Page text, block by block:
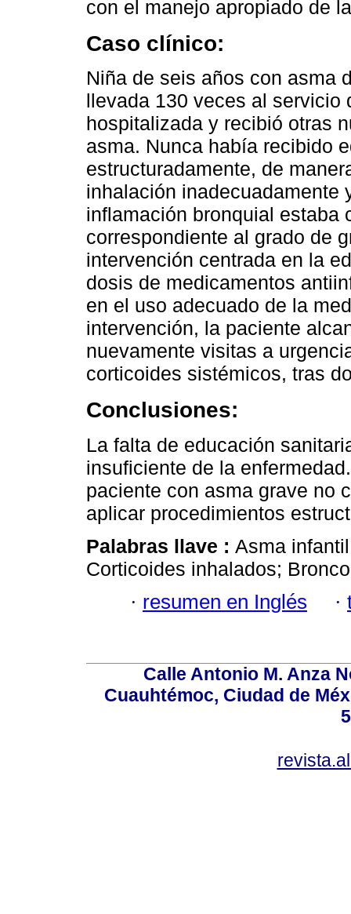
con el manejo apropiado de
Caso clínico:
Niña de seis años con asma
llevada 130 veces al servicio
hospitalizada y recibió otras
asma. Nunca había recibido
estructuradamente, de
inhalación inadecuadamente
inflamación bronquial estaba
correspondiente al grado de
intervención centrada en la
dosis de medicamentos
en el uso adecuado de la
intervención, la paciente
nuevamente visitas a
corticoides sistémicos, tras
Conclusiones:
La falta de educación
insuficiente de la
paciente con asma grave no
aplicar procedimientos
Palabras llave : Asma
Corticoides inhalados;
· resumen en Inglés ·
Calle Antonio M. Anza
Cuauhtémoc, Ciudad de